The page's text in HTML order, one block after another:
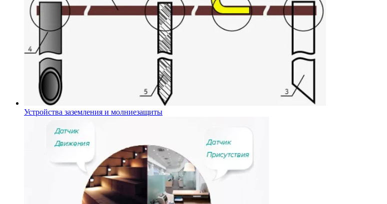
Устройства заземления и молниезащиты